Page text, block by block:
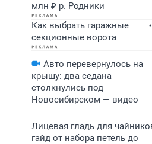
млн ₽ р. Родники
Как выбрать гаражные
секционные ворота
Авто перевернулось на
крышу: два седана
столкнулись под
Новосибирском — видео
Лицевая гладь для
гайд от набора петель до